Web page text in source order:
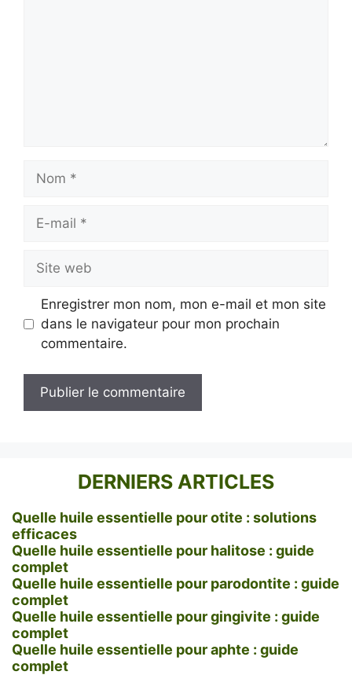
Nom
Site
web
Enregistrer mon nom, mon e-mail et mon site
dans le navigateur pour mon prochain
commentaire.
DERNIERS ARTICLES
Quelle huile essentielle pour otite : solutions
efficaces
Quelle huile essentielle pour halitose : guide
complet
Quelle huile essentielle pour parodontite : guide
complet
Quelle huile essentielle pour gingivite : guide
complet
Quelle huile essentielle pour aphte : guide
complet